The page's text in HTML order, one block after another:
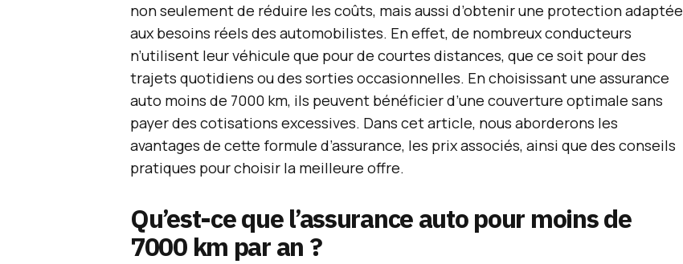
non seulement de réduire les coûts, mais aussi d’obtenir une protection adaptée
aux besoins réels des automobilistes. En effet, de nombreux conducteurs
n’utilisent leur véhicule que pour de courtes distances, que ce soit pour des
trajets quotidiens ou des sorties occasionnelles. En choisissant une assurance
auto moins de 7000 km, ils peuvent bénéficier d’une couverture optimale sans
payer des cotisations excessives. Dans cet article, nous aborderons les
avantages de cette formule d’assurance, les prix associés, ainsi que des conseils
pratiques pour choisir la meilleure offre.
Qu’est-ce que l’assurance auto pour moins de
7000 km par an ?